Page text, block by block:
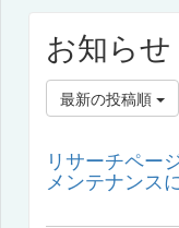
お知らせ
最新の投稿順
リサーチペー
メンテナンス